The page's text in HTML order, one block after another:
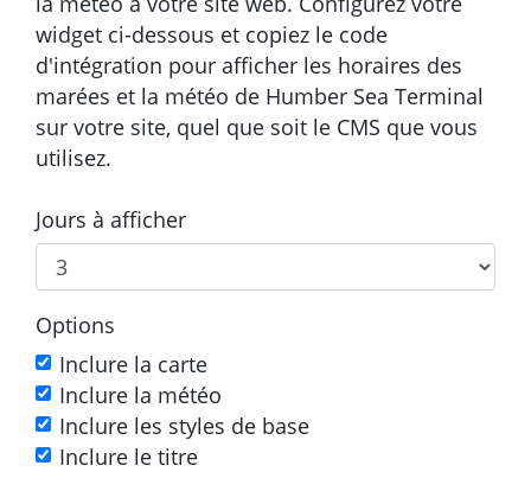
widget ci-dessous et copiez le code
d'intégration pour afficher les horaires des
marées et la météo de Humber Sea Terminal
sur votre site, quel que soit le CMS que vous
utilisez.
Jours à afficher
Options
Inclure la carte
Inclure la météo
Inclure les styles de base
Inclure le titre